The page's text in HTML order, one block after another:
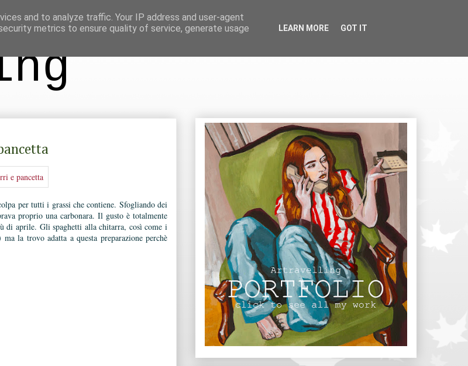
per tutti i grassi che contiene. Sfogliando dei
proprio una carbonara. Il gusto è totalmente
di aprile. Gli spaghetti alla chitarra, così come i
la trovo adatta a questa preparazione perchè
and to analyze traffic. Your IP address and user-agent
metrics to ensure quality of service, generate usage
LEARN MORE GOT IT